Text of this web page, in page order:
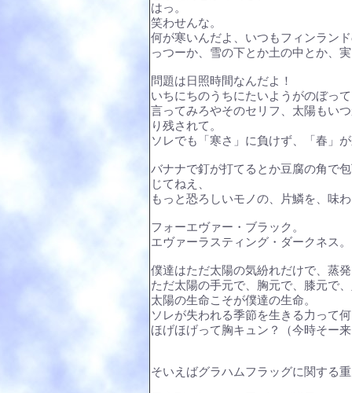
はっ。
笑わせんな。
何が寒いんだよ、いつもフィンラン
っつーか、雪の下とか土の中とか、
問題は日照時間なんだよ！
いちにちのうちにたいようがのぼっ
言ってみろやそのセリフ、太陽もい
り残されて。
ソレでも「寒さ」に負けず、「
バナナで釘が打てるとか豆腐の角で
じてねえ、
もっと恐ろしいモノの、片鱗を、味
フォーエヴァー・ブラック。
エヴァーラスティング・ダークネス。
僕達はただ太陽の気紛れだけで、蒸
ただ太陽の手元で、胸元で、膝元で
太陽の生命こそが僕達の生命。
ソレが失われる季節を生きる力って
ほげほげって胸キュン？（今時そー
そいえばグラハムフラッグに関する